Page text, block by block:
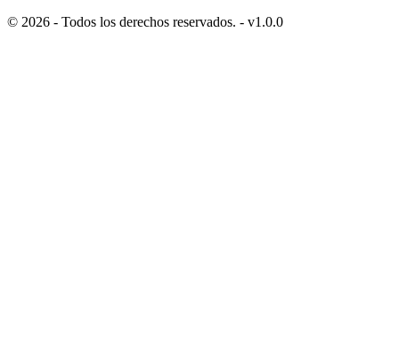
© 2026 - Todos los derechos reservados. - v1.0.0